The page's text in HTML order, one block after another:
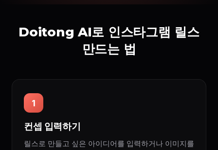
Doitong AI로 인스타그램 릴스
만드는 법
1
컨셉 입력하기
릴스로 만들고 싶은 아이디어를 입력하거나 이미지를